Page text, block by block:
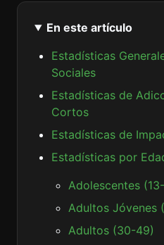
En este artículo
Estadísticas
Sociales
Estadísticas de
Cortos
Estadísticas de
Estadísticas por
Adolescentes
Adultos Jóvenes
Adultos (30-49)